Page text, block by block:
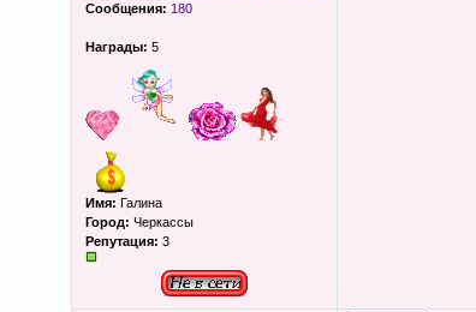
Сообщения: 180
Награды: 5
Имя: Галина
Город: Черкассы
Репутация: 3